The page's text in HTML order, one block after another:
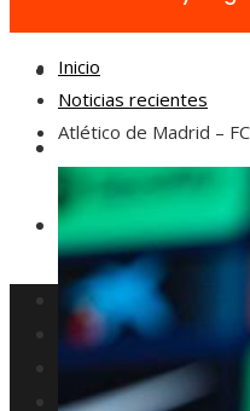
Responsabilidad
Cultura y ocio
Ciencia y
Inversiones y
Responsabilidad
Cultura y ocio
Ciencia y tecnología
Inicio
Noticias recientes
Atlético de Madrid –